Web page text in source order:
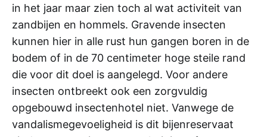
in het jaar maar zien toch al wat activiteit van
zandbijen en hommels. Gravende insecten
kunnen hier in alle rust hun gangen boren in de
bodem of in de 70 centimeter hoge steile rand
die voor dit doel is aangelegd. Voor andere
insecten ontbreekt ook een zorgvuldig
opgebouwd insectenhotel niet. Vanwege de
vandalismegevoeligheid is dit bijenreservaat